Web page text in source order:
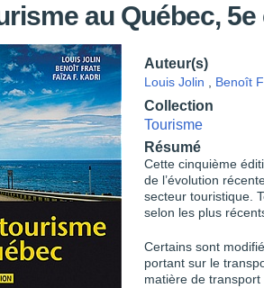
au Québec,
Auteur(s)
Louis Jolin Benoît
Collection
Tourisme
Résumé
Cette cinquième
de l’évolution
secteur touristique.
selon les plus
Certains sont
portant sur le
matière de